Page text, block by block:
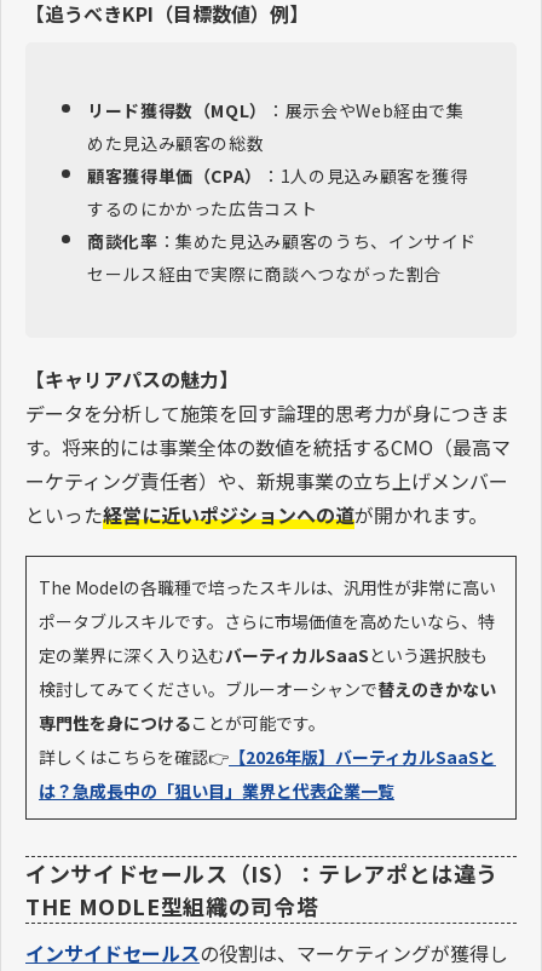
【追うべきKPI（目標数値）例】
リード獲得数（MQL）
：展示会やWeb経由で集
めた見込み顧客の総数
顧客獲得単価（CPA）
：1人の見込み顧客を獲得
するのにかかった広告コスト
商談化率 ：集めた見込み顧客のうち、インサイド
セールス経由で実際に商談へつながった割合
【キャリアパスの魅力】
データを分析して施策を回す論理的思考力が身につきま
す。将来的には事業全体の数値を統括するCMO（最高マ
ーケティング責任者）や、新規事業の立ち上げメンバー
といった経営に近いポジションへの道が開かれます。
The Modelの各職種で培ったスキルは、汎用性が非常に高い
ポータブルスキルです。さらに市場価値を高めたいなら、特
定の業界に深く入り込むバーティカルSaaSという選択肢も
検討してみてください。ブルーオーシャンで替えのきかない
専門性を身につけることが可能です。
詳しくはこちらを確認👉 【2026年版】バーティカルSaaSと
は？急成長中の「狙い目」業界と代表企業一覧
インサイドセールス（IS）：テレアポとは違う
THE MODLE型組織の司令塔
インサイドセールスの役割は、マーケティングが獲得し